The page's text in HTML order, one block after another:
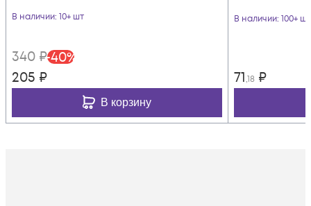
В наличии: 10+ шт
340 ₽-40%
205 ₽
В корзину
В наличии: 100+ шт
71,18 ₽